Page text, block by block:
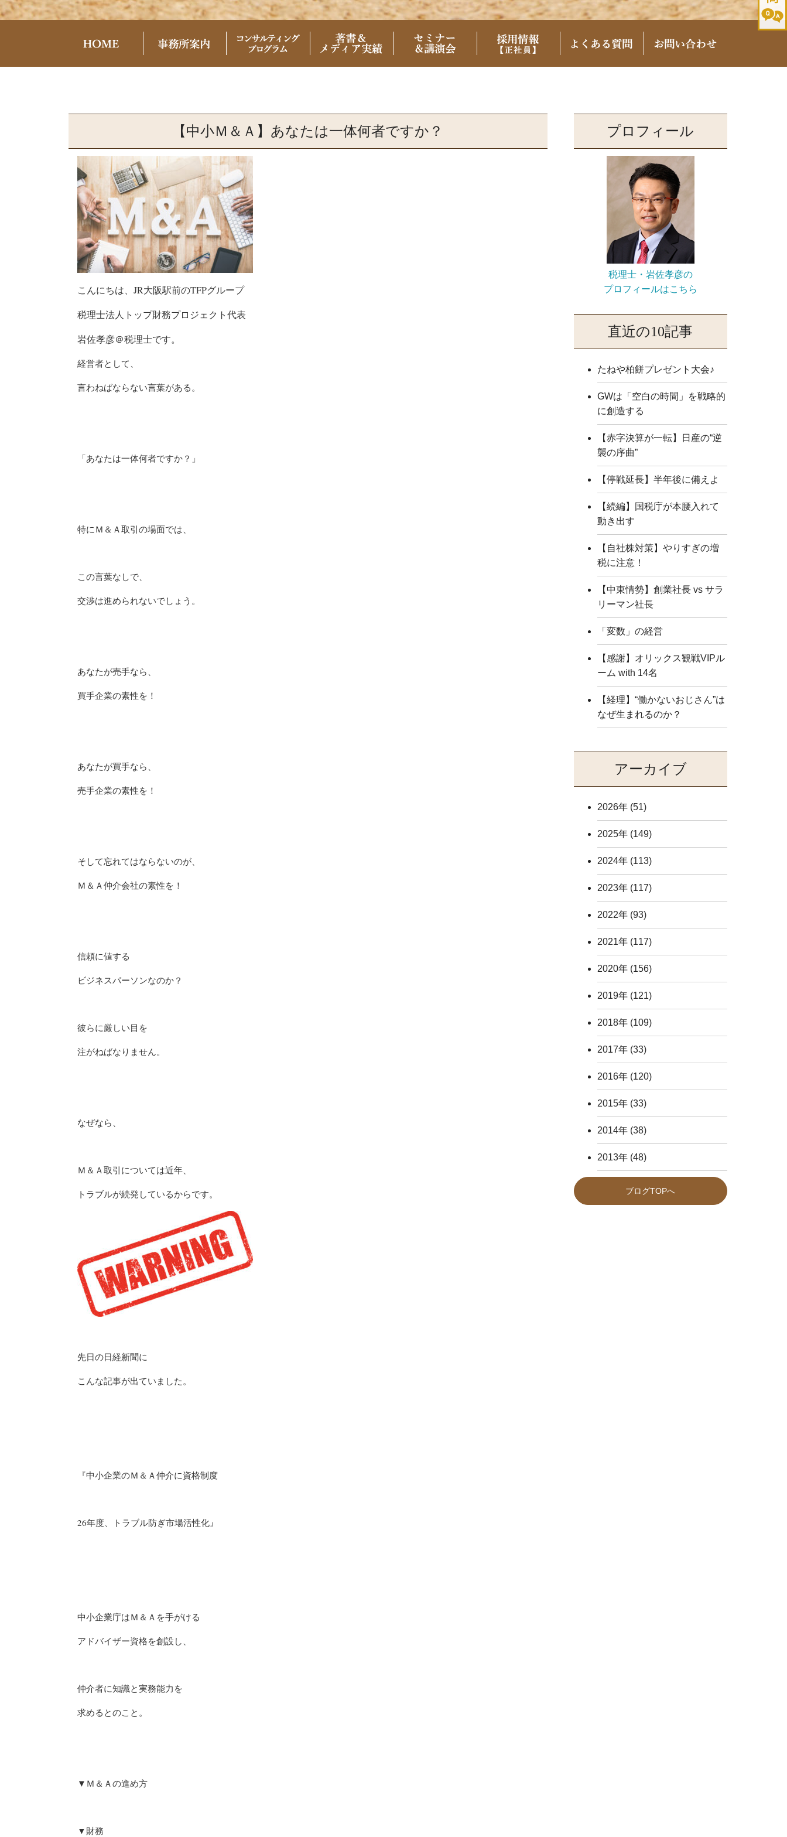
【中小Ｍ＆Ａ】あなたは一体何者ですか？
こんにちは、JR大阪駅前のTFPグループ
税理士法人トップ財務プロジェクト代表
岩佐孝彦＠税理士です。
経営者として、
言わねばならない言葉がある。
「あなたは一体何者ですか？」
特にＭ＆Ａ取引の場面では、
この言葉なしで、
交渉は進められないでしょう。
あなたが売手なら、
買手企業の素性を！
あなたが買手なら、
売手企業の素性を！
そして忘れてはならないのが、
Ｍ＆Ａ仲介会社の素性を！
信頼に値する
ビジネスパーソンなのか？
彼らに厳しい目を
注がねばなりません。
なぜなら、
Ｍ＆Ａ取引については近年、
トラブルが続発しているからです。
先日の日経新聞に
こんな記事が出ていました。
『中小企業のＭ＆Ａ仲介に資格制度
26年度、トラブル防ぎ市場活性化』
中小企業庁はＭ＆Ａを手がける
アドバイザー資格を創設し、
仲介者に知識と実務能力を
求めるとのこと。
▼Ｍ＆Ａの進め方
▼財務
プロフィール
税理士・岩佐孝彦の
プロフィールはこちら
直近の10記事
たねや柏餅プレゼント大会♪
GWは「空白の時間」を戦略的
に創造する
【赤字決算が一転】日産の“逆
襲の序曲”
【停戦延長】半年後に備えよ
【続編】国税庁が本腰入れて
動き出す
【自社株対策】やりすぎの増
税に注意！
【中東情勢】創業社長 vs サラ
リーマン社長
「変数」の経営
【感謝】オリックス観戦VIPル
ーム with 14名
【経理】“働かないおじさん”は
なぜ生まれるのか？
アーカイブ
2026年(51)
2025年(149)
2024年(113)
2023年(117)
2022年(93)
2021年(117)
2020年(156)
2019年(121)
2018年(109)
2017年(33)
2016年(120)
2015年(33)
2014年(38)
2013年(48)
ブログTOPへ